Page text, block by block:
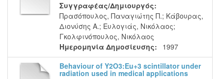
Συγγραφέας/Δημιουργός:
Πρασόπουλος, Παναγιώτης Π.; Κάβουρας,
Διονύσης Α.; Ευλογιάς, Νικόλαος;
Γκολφινόπουλος, Νικόλαος
Ημερομηνία Δημοσίευσης:
1997
Behaviour of Y2O3:Eu+3 scintillator under
radiation used in medical applications